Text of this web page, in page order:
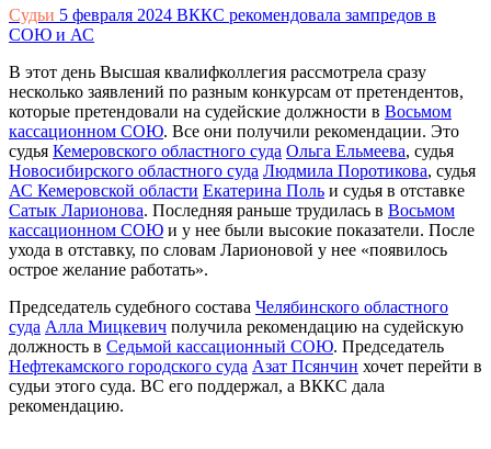
Судьи 5 февраля 2024 ВККС рекомендовала зампредов в
СОЮ и АС
В этот день Высшая квалифколлегия рассмотрела сразу
несколько заявлений по разным конкурсам от претендентов,
которые претендовали на судейские должности в Восьмом
кассационном СОЮ. Все они получили рекомендации. Это
судья Кемеровского областного суда Ольга Ельмеева, судья
Новосибирского областного суда Людмила Поротикова, судья
АС Кемеровской области Екатерина Поль и судья в отставке
Сатык Ларионова. Последняя раньше трудилась в Восьмом
кассационном СОЮ и у нее были высокие показатели. После
ухода в отставку, по словам Ларионовой у нее «появилось
острое желание работать».
Председатель судебного состава Челябинского областного
суда Алла Мицкевич получила рекомендацию на судейскую
должность в Седьмой кассационный СОЮ. Председатель
Нефтекамского городского суда Азат Псянчин хочет перейти в
судьи этого суда. ВС его поддержал, а ВККС дала
рекомендацию.